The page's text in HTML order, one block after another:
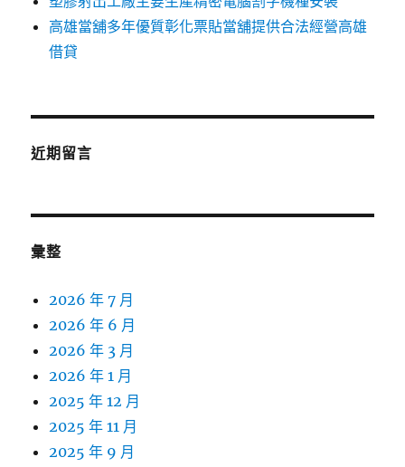
高雄當舖多年優質彰化票貼當舖提供合法經營高雄
借貸
近期留言
彙整
2026 年 7 月
2026 年 6 月
2026 年 3 月
2026 年 1 月
2025 年 12 月
2025 年 11 月
2025 年 9 月